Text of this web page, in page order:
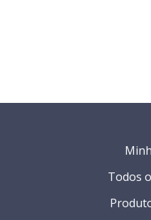
Todos